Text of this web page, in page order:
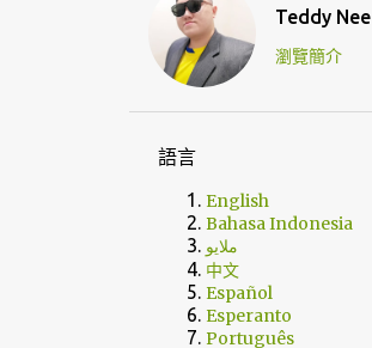
Teddy Nee
瀏覽簡介
語言
English
Bahasa Indonesia
ملايو
中文
Español
Esperanto
Português